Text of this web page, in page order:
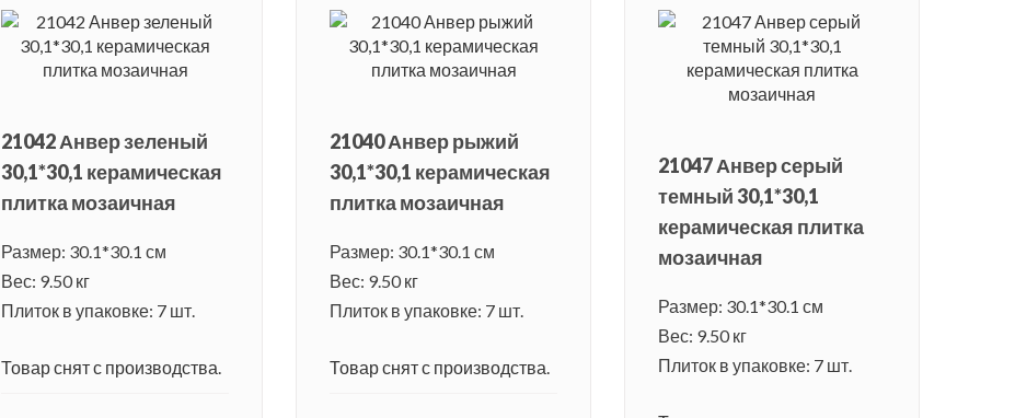
21042 Анвер зеленый
30,1*30,1 керамическая
плитка мозаичная
Размер: 30.1*30.1 см
Вес: 9.50 кг
Плиток в упаковке: 7 шт.
Товар снят с производства.
21040 Анвер рыжий
30,1*30,1 керамическая
плитка мозаичная
Размер: 30.1*30.1 см
Вес: 9.50 кг
Плиток в упаковке: 7 шт.
Товар снят с производства.
21047 Анвер серый
темный 30,1*30,1
керамическая плитка
мозаичная
Размер: 30.1*30.1 см
Вес: 9.50 кг
Плиток в упаковке: 7 шт.